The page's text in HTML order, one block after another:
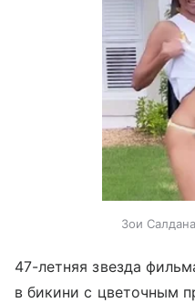
Зои
47-летняя звезда
в бикини с цветочным